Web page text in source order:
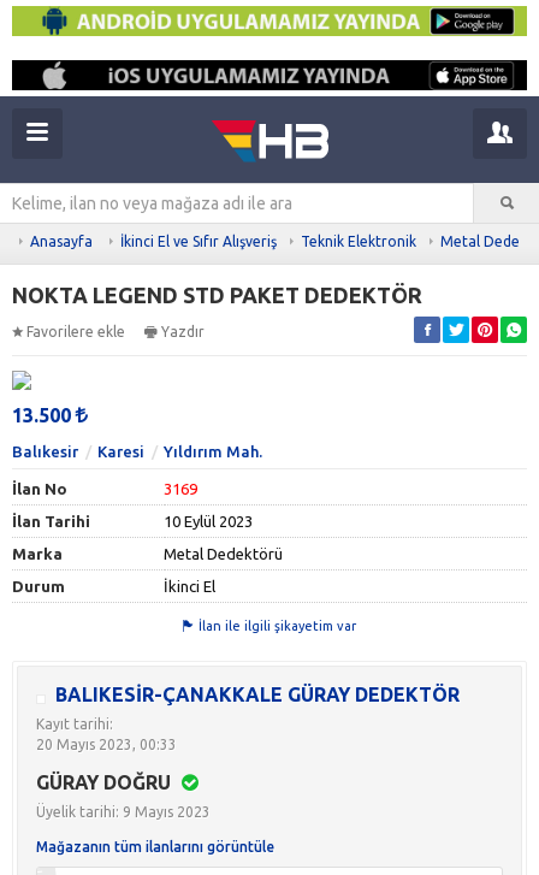
Anasayfa İkinci El ve Sıfır Alışveriş Teknik Elektronik Metal
NOKTA LEGEND STD PAKET DEDEKTÖR
Favorilere ekle Yazdır
13.500
Balıkesir Karesi Yıldırım Mah.
İlan No
3169
İlan Tarihi
10 Eylül 2023
Marka
Metal Dedektörü
Durum
İkinci El
İlan ile ilgili şikayetim var
BALIKESİR-ÇANAKKALE GÜRAY DEDEKTÖR
Kayıt tarihi:
20 Mayıs 2023, 00:33
GÜRAY DOĞRU
Üyelik tarihi: 9 Mayıs 2023
Mağazanın tüm ilanlarını görüntüle